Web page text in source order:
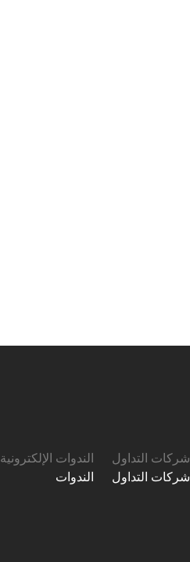
شركات التداول
شركات التداول
الندوات الإلكترونية
الندوات